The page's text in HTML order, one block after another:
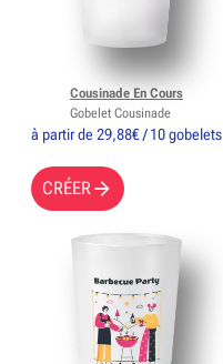
à partir de 29,88€ / 10 gobelets
CRÉER
Cousinade En Cours
Gobelet Cousinade